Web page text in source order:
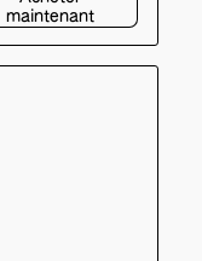
maintenant